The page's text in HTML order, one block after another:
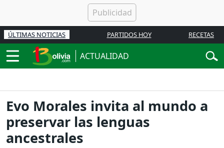
ÚLTIMAS NOTICIAS PARTIDOS HOY RECETAS
ACTUALIDAD
Evo Morales invita al mundo a
preservar las lenguas
ancestrales